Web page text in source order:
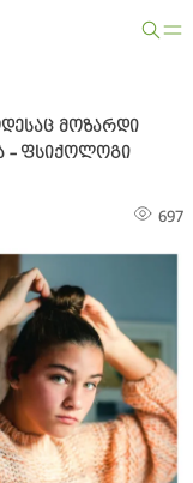
მოზარდი
- ფსიქოლოგი
697